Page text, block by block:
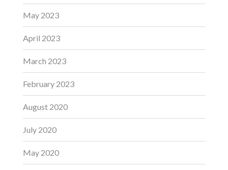
May 2023
April 2023
March 2023
February 2023
August 2020
July 2020
May 2020